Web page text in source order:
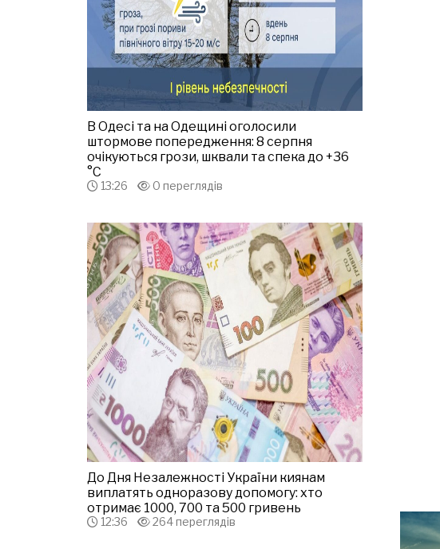
В Одесі та на Одещині оголосили
штормове попередження: 8 серпня
очікуються грози, шквали та спека до +36
°С
13:26 0 переглядів
До Дня Незалежності України киянам
виплатять одноразову допомогу: хто
отримає 1000, 700 та 500 гривень
12:36 264 переглядів